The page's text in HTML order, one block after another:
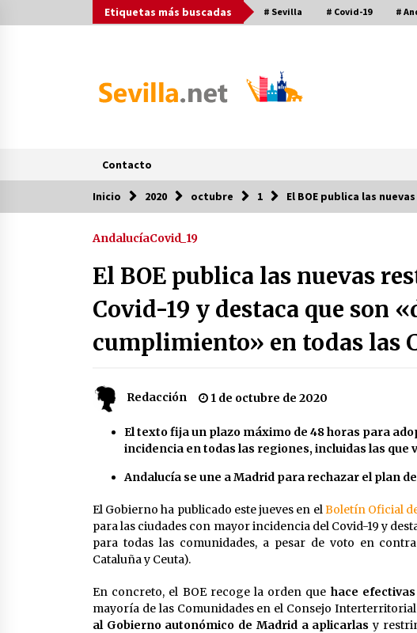
al
Etiquetas más buscadas # Sevilla # Covid-19 #
Contacto
Post más buscados
Tras Pelea entre Ultras del Sevilla
FC y Osasuna
11 de diciembre de 2023
| Más de 5.500 efectivos se
encargarán de la seguridad del
¿Un «insulto» al traje de flamenca?
batas de cola en la Feria de Abril
7 de mayo de 2022
Todos los cortes de tráfico por la
de abril al 8 de mayo
26 de abril de 2022
Inicio 2020 octubre 1 El BOE publica las
AndalucíaCovid_19
El BOE publica las nuevas
Covid-19 y destaca que son
cumplimiento» en todas las
Redacción 1 de octubre de 2020
El texto fija un plazo máximo de 48 horas para
incidencia en todas las regiones, incluidas las que
Andalucía se une a Madrid para rechazar el plan
El Gobierno ha publicado este jueves en el Boletín Oficial
para las ciudades con mayor incidencia del Covid-19 y
para todas las comunidades, a pesar de voto en
Cataluña y Ceuta).
En concreto, el BOE recoge la orden que hace
mayoría de las Comunidades en el Consejo Interterritorial
al Gobierno autonómico de Madrid a aplicarlas y